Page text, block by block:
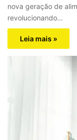
nova geração de
revolucionando…
Leia mais »